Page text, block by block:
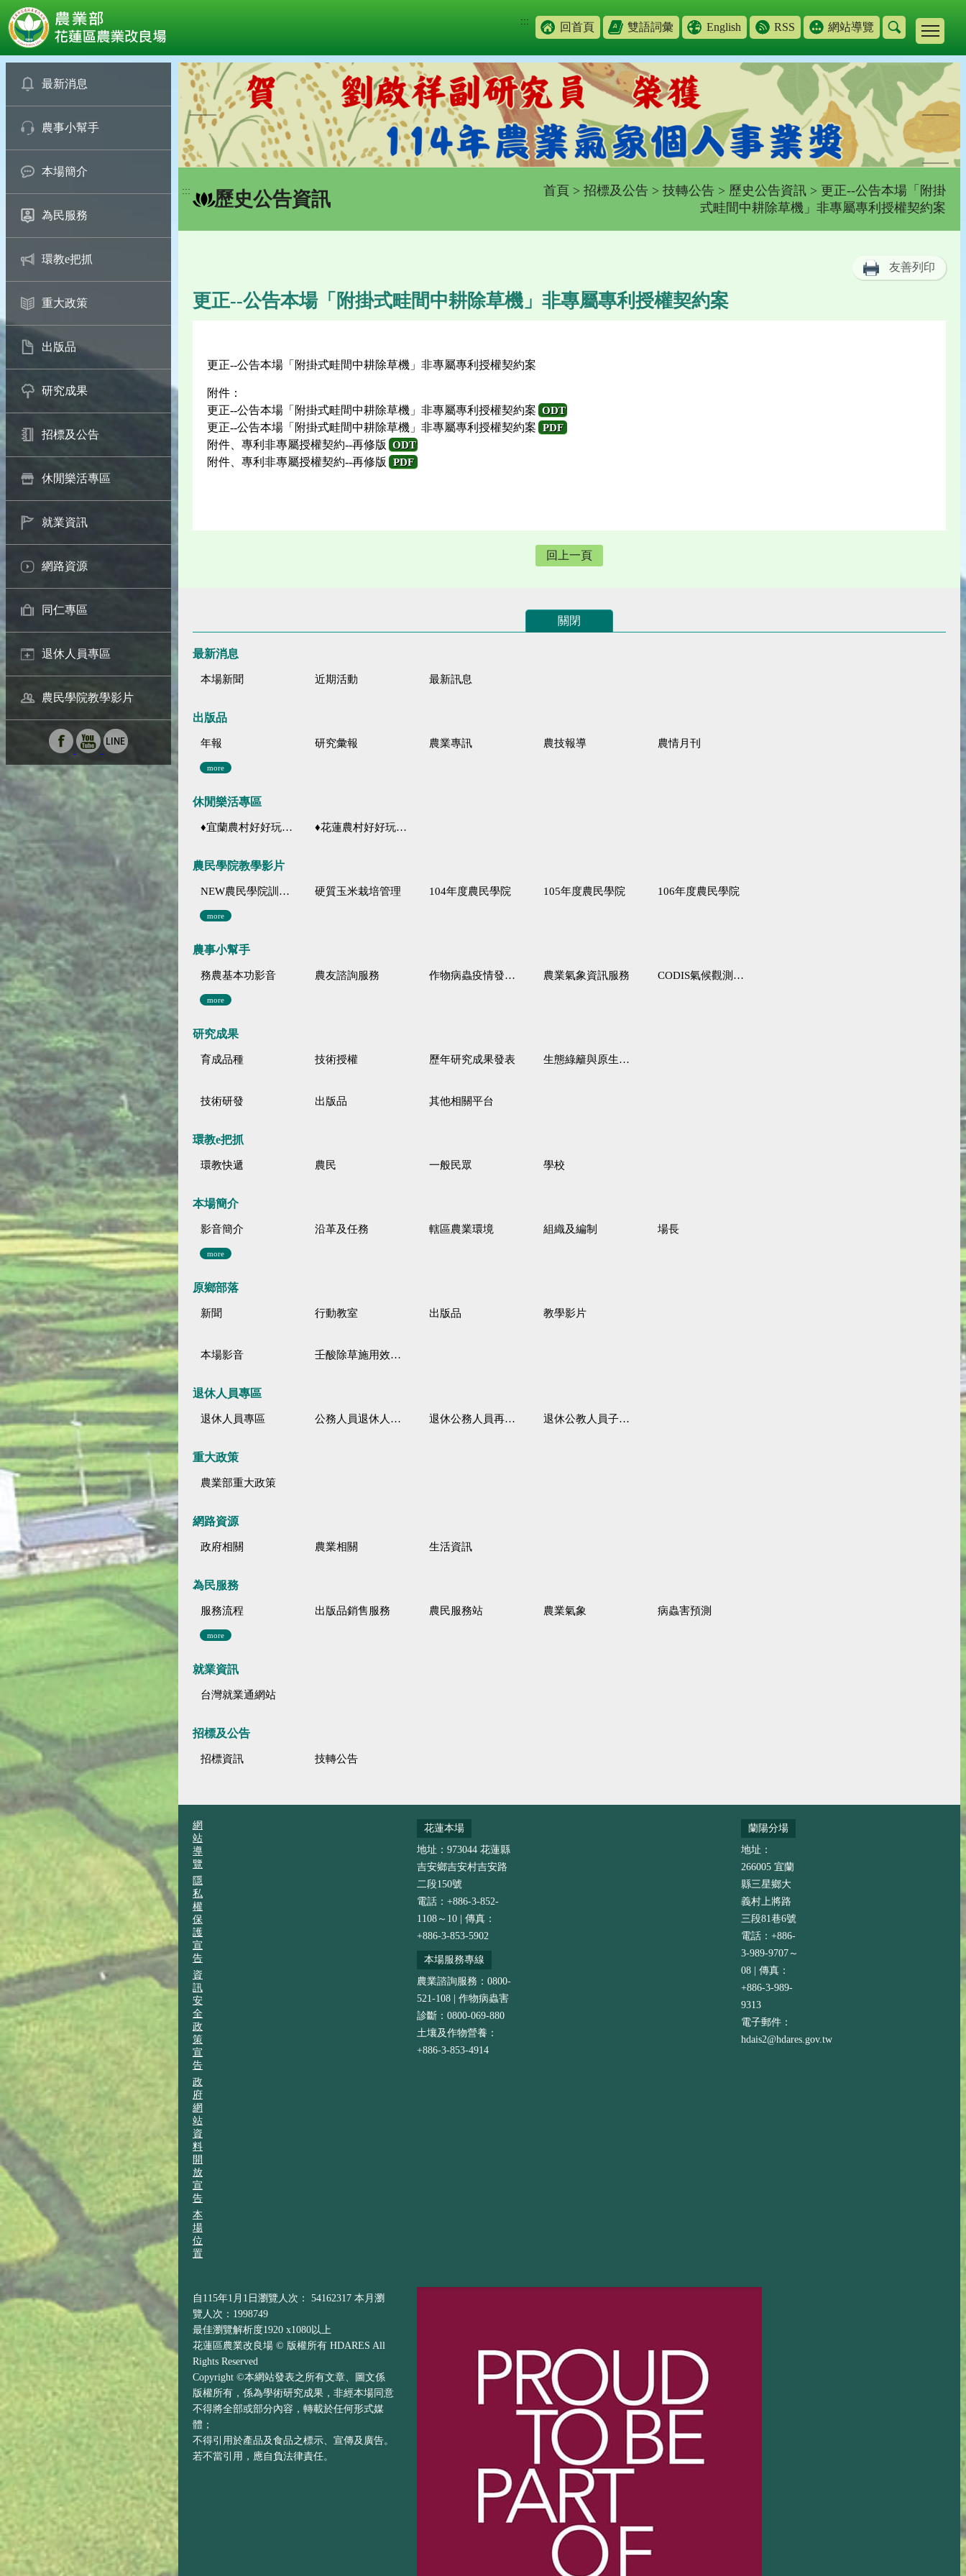
::: 回首頁 雙語詞彙 English RSS 網站導覽
最新消息
農事小幫手
本場簡介
為民服務
環教e把抓
重大政策
出版品
研究成果
招標及公告
休閒樂活專區
就業資訊
網路資源
同仁專區
退休人員專區
農民學院教學影片
::: 歷史公告資訊 首頁 > 招標及公告 > 技轉公告 > 歷史公告資訊 > 更正--公告本場「附掛
式畦間中耕除草機」非專屬專利授權契約案
友善列印
更正--公告本場「附掛式畦間中耕除草機」非專屬專利授權契約案
更正--公告本場「附掛式畦間中耕除草機」非專屬專利授權契約案
附件：
更正--公告本場「附掛式畦間中耕除草機」非專屬專利授權契約案 ODT
更正--公告本場「附掛式畦間中耕除草機」非專屬專利授權契約案 PDF
附件、專利非專屬授權契約--再修版 ODT
附件、專利非專屬授權契約--再修版 PDF
回上一頁
關閉
最新消息
本場新聞 近期活動 最新訊息
出版品
年報 研究彙報 農業專訊 農技報導 農情月刊
more
休閒樂活專區
♦宜蘭農村好好玩 ♦「農、藝、山、水」四條遊程推薦 ♦花蓮農村好好玩♦「原、生、慢、活」四條遊程推薦
農民學院教學影片
NEW農民學院訓練影音分類 硬質玉米栽培管理 104年度農民學院 105年度農民學院 106年度農民學院
more
農事小幫手
務農基本功影音 農友諮詢服務 作物病蟲疫情發生預測 農業氣象資訊服務 CODIS氣候觀測資料查詢服務
more
研究成果
育成品種 技術授權 歷年研究成果發表 生態綠籬與原生野花植生毯
技術研發 出版品 其他相關平台
環教e把抓
環教快遞 農民 一般民眾 學校
本場簡介
影音簡介 沿革及任務 轄區農業環境 組織及編制 場長
more
原鄉部落
新聞 行動教室 出版品 教學影片
本場影音 壬酸除草施用效果觀察
退休人員專區
退休人員專區 公務人員退休人員法施行細則 退休公務人員再任職務 退休公教人員子女教育補助規定
重大政策
農業部重大政策
網路資源
政府相關 農業相關 生活資訊
為民服務
服務流程 出版品銷售服務 農民服務站 農業氣象 病蟲害預測
more
就業資訊
台灣就業通網站
招標及公告
招標資訊 技轉公告
網
站
導
覽
隱
私
權
保
護
宣
告
資
訊
安
全
政
策
宣
告
政
府
網
站
資
料
開
放
宣
告
本
場
位
置
花蓮本場
地址：973044 花蓮縣
吉安鄉吉安村吉安路
二段150號
電話：+886-3-852-
1108～10 | 傳真：
+886-3-853-5902
本場服務專線
農業諮詢服務：0800-
521-108 | 作物病蟲害
診斷：0800-069-880
土壤及作物營養：
+886-3-853-4914
蘭陽分場
地址：
266005 宜蘭
縣三星鄉大
義村上將路
三段81巷6號
電話：+886-
3-989-9707～
08 | 傳真：
+886-3-989-
9313
電子郵件：
hdais2@hdares.gov.tw
自115年1月1日瀏覽人次： 54162317 本月瀏
覽人次：1998749
最佳瀏覽解析度1920 x1080以上
花蓮區農業改良場 © 版權所有 HDARES All
Rights Reserved
Copyright ©本網站發表之所有文章、圖文係
版權所有，係為學術研究成果，非經本場同意
不得將全部或部分內容，轉載於任何形式媒
體；
不得引用於產品及食品之標示、宣傳及廣告。
若不當引用，應自負法律責任。